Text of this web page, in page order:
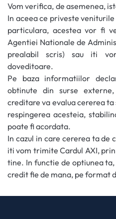
Vom verifica, de asemenea,
In aceea ce priveste
particulara, acestea vor fi
Agentiei Nationale de
prealabil scris) sau iti
doveditoare.
Pe baza informatiilor
obtinute din surse
creditare va evalua cererea
respingerea acesteia,
poate fi acordata.
In cazul in care cererea ta de
iti vom trimite Cardul AXI,
tine. In functie de optiunea
credit fie de mana, pe format